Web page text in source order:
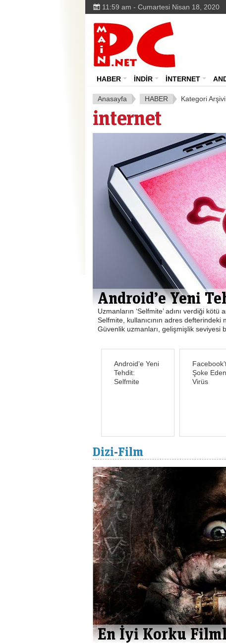
11:59 am - Cumartesi Nisan 18, 2020
MainPC.net
HABER İNDİR İNTERNET
Anasayfa HABER Kategori
i̇nternet
Facebook’ta
Sosyal medya uzmanları uyarıyor: Bu
sayfalarınızı ve aynı zamanda aynı
anda kaybedebilirsini. Gün geçmiyor ki
Android’e Yeni
Tehdit:
Selfmite
Şoke Eden
Virüs
Dizi-Film
En İyi Korku